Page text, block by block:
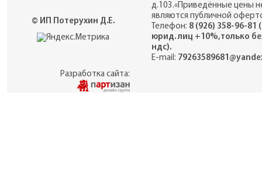
© ИП Потерухин Д.Е.
д.103.«Приведённые цены
являются публичной
Телефон: 8 (926) 358-96-81
юрид. лиц +10%,только
ндс).
E-mail:
Разработка сайта: